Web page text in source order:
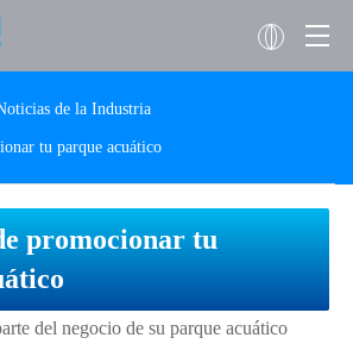
de la Industria
tu parque acuático
promocionar tu
del negocio de su parque acuático